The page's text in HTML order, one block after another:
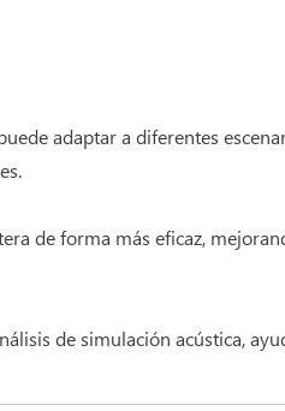
adaptar a diferentes
de forma más eficaz,
de simulación acústica,